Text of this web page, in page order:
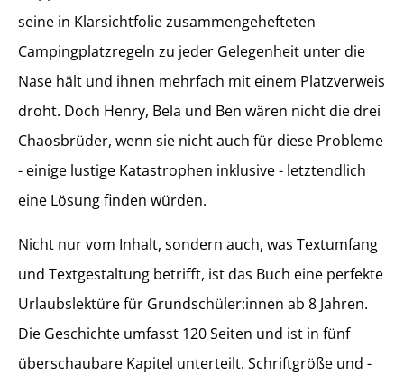
seine in Klarsichtfolie zusammengehefteten
Campingplatzregeln zu jeder Gelegenheit unter die
Nase hält und ihnen mehrfach mit einem Platzverweis
droht. Doch Henry, Bela und Ben wären nicht die drei
Chaosbrüder, wenn sie nicht auch für diese Probleme
- einige lustige Katastrophen inklusive - letztendlich
eine Lösung finden würden.
Nicht nur vom Inhalt, sondern auch, was Textumfang
und Textgestaltung betrifft, ist das Buch eine perfekte
Urlaubslektüre für Grundschüler:innen ab 8 Jahren.
Die Geschichte umfasst 120 Seiten und ist in fünf
überschaubare Kapitel unterteilt. Schriftgröße und -